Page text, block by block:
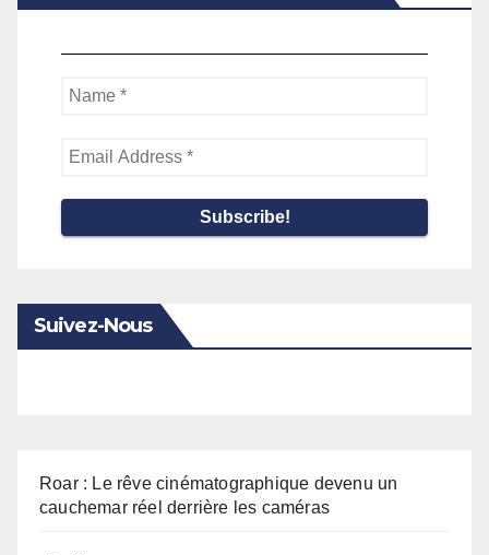
Name
Email
*
Suivez-Nous
Roar : Le rêve cinématographique devenu un
cauchemar réel derrière les caméras